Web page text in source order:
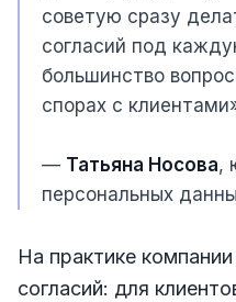
советую сразу
согласий под
большинство
спорах с
— Татьяна Носова,
персональных
На практике
согласий: для